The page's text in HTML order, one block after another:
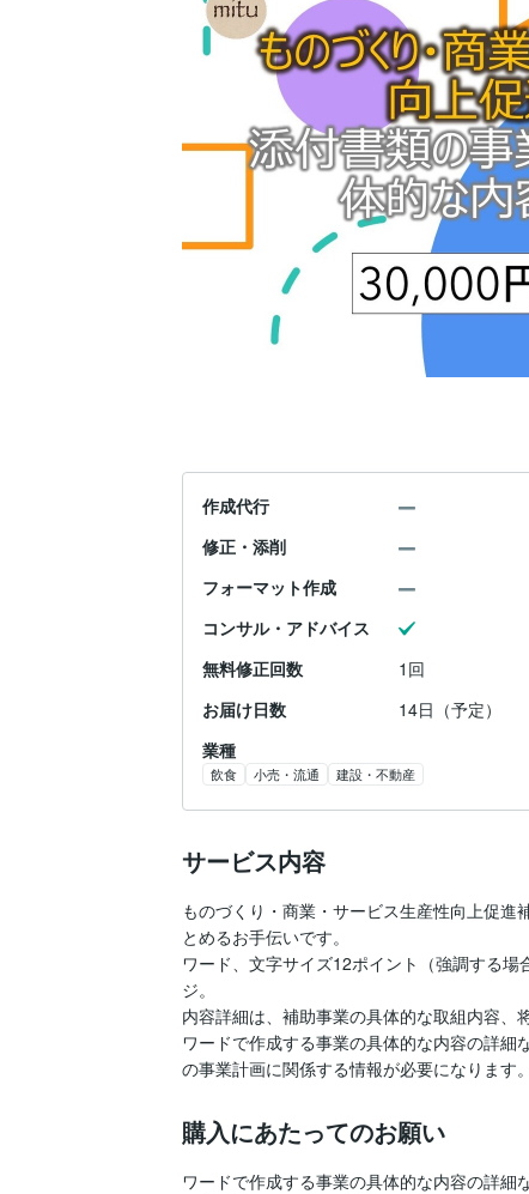
作成代行
修正・添削
フォーマット作成
コンサル・アドバイス
無料修正回数
1回
お届け日数
14日（予定）
業種
飲食 小売・流通 建設・不動産
サービス内容
ものづくり・商業・サービス生産性向上促
とめるお手伝いです。
ワード、文字サイズ12ポイント（強調する
ジ。
内容詳細は、補助事業の具体的な取組内容、
ワードで作成する事業の具体的な内容の詳
の事業計画に関係する情報が必要になります
購入にあたってのお願い
ワードで作成する事業の具体的な内容の詳